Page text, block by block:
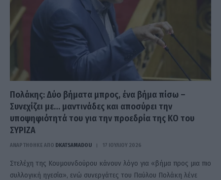
Πολάκης: Δύο βήματα μπρος, ένα βήμα πίσω –
Συνεχίζει με… μαντινάδες και αποσύρει την
υποψηφιότητά του για την προεδρία της ΚΟ του
ΣΥΡΙΖΑ
ΑΝΑΡΤΗΘΗΚΕ ΑΠΟ DKATSAMADOU 17 ΙΟΥΛΊΟΥ 2026
Στελέχη της Κουμουνδούρου κάνουν λόγο για «βήμα προς μια πιο
συλλογική ηγεσία», ενώ συνεργάτες του Παύλου Πολάκη λένε